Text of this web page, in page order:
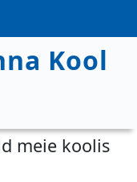
Kool
meie koolis